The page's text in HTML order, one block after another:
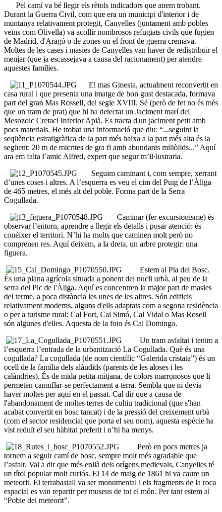
Pel camí va bé llegir els rètols indicadors que anem trobant.
Durant la Guerra Civil, com que era un municipi d'interior i de
muntanya relativament protegit, Canyelles (juntament amb pobles
veïns com Olivella) va acollir nombrosos refugiats civils que fugien
de Madrid, d'Aragó o de zones on el front de guerra cremava.
Moltes de les cases i masies de Canyelles van haver de redistribuir el
menjar (que ja escassejava a causa del racionament) per atendre
aquestes famílies.
El mas Ginesta, actualment reconvertit en
casa rural i que presenta una imatge de bon gust destacada, formava
part del gran Mas Rossell, del segle XVIII. Sé (però de fet no és més
que un tram de prat) que hi ha detectat un Jaciment marí del
Mesozoic Cretaci Inferior Apià. Es tracta d'un jaciment petit amb
pocs materials. He trobat una informació que diu: “...seguint la
seqüència estratigràfica de la part més baixa a la part més alta és la
següent: 20 m de micrites de gra fi amb abundants miliòlids...” Aquí
ara em falta l’amic Alfred, expert que segur m’il·lustraria.
Seguim caminant i, com sempre, xerrant
d’unes coses i altres. A l’esquerra es veu el cim del Puig de l’Àliga
de 465 metres, el més alt del poble. Forma part de la Serra
Cogullada.
Caminar (fer excursionisme) és
observar l’entorn, aprendre a llegir els detalls i posar atenció: és
conèixer el territori. N’hi ha molts que caminen molt però no
comprenen res. Aquí deixem, a la dreta, un arbre protegir: una
figuera.
Estem al Pla del Bosc.
És una plana agrícola situada a ponent del nucli urbà, al peu de la
serra del Pic de l'Àliga. Aquí es concentren la major part de masies
del terme, a poca distància les unes de les altres. Són edificis
relativament moderns, alguns d'ells adaptats com a segona residència
o per a turisme rural: Cal Fort, Cal Simó, Cal Vidal o Mas Rosell
són algunes d'elles. Aquesta de la foto és Cal Domingo.
Un tram asfaltat i tenim a
l’esquerra l’entrada de la urbanització La Cogullada. Què és una
cogullada? La cogullada (de nom científic “Galerida cristata”) és un
ocell de la família dels alàudids (parents de les aloses i les
calàndries). És de mida petita-mitjana, de colors marronosos que li
permeten camuflar-se perfectament a terra. Sembla que ni devia
haver moltes per aquí en el passat. Cal dir que a causa de
l'abandonament de moltes terres de cultiu tradicional (que s'han
acabat convertit en bosc tancat) i de la pressió del creixement urbà
(com el sector residencial que porta el seu nom), aquesta espècie ha
vist reduït el seu hàbitat preferit i n’hi ha menys.
Però en pocs metres ja
tornem a seguir camí de bosc, sempre molt més agradable que
l’asfalt. Val a dir que més enllà dels orígens medievals, Canyelles té
un títol popular molt curiós. El 14 de maig de 1861 hi va caure un
meteorit. El terrabastall va ser monumental i els fragments de la roca
espacial es van repartir per museus de tot el món. Per tant estem al
“Poble del meteorit”.